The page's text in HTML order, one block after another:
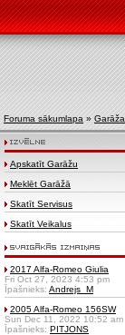
Foruma sākumlapa » Garāža
Apskatīt Garāžu
Meklēt Garāžā
Skatīt Servisus
Skatīt Veikalus
2017 Alfa-Romeo Giulia
Fri Oct 27, 2023 4:53 pm
Īpašnieks: Andrejs_M
2005 Alfa-Romeo 156SW
Sun Dec 11, 2022 10:52 am
Īpašnieks: PITJONS